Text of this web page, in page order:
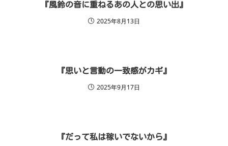
『風鈴の音に重ねるあの人との思い出』
2025年8月13日
『思いと言動の一致感がカギ』
2025年9月17日
『だって私は稼いでないから』